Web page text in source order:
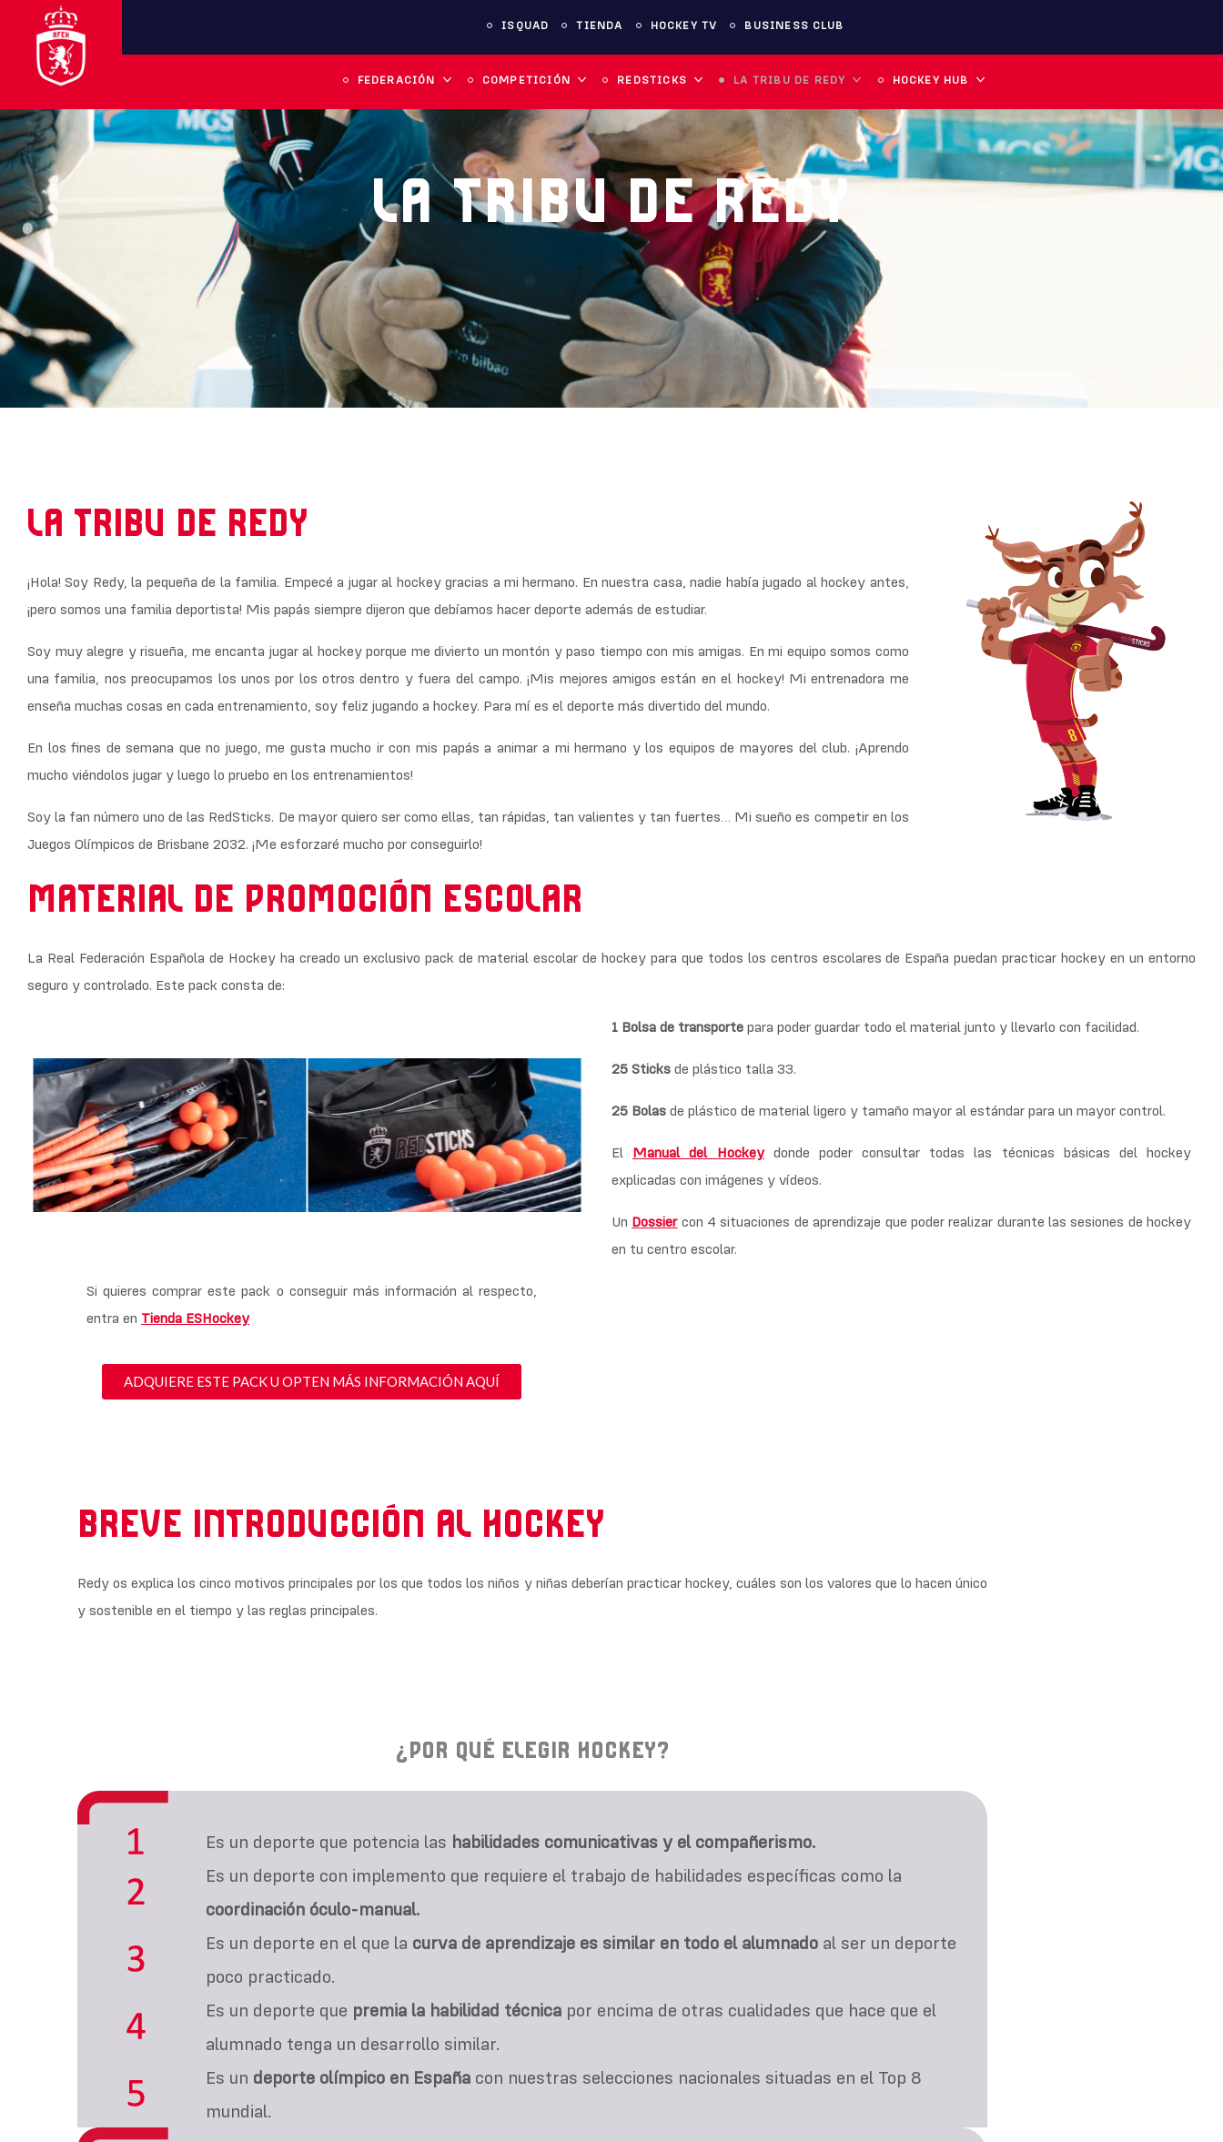
ISQUAD TIENDA HOCKEY TV BUSINESS CLUB
FEDERACIÓN COMPETICIÓN REDSTICKS LA TRIBU DE REDY HOCKEY HUB
LA TRIBU DE REDY
LA TRIBU DE REDY
¡Hola! Soy Redy, la pequeña de la familia. Empecé a jugar al hockey gracias a mi hermano. En nuestra casa, nadie había jugado al hockey antes,
¡pero somos una familia deportista! Mis papás siempre dijeron que debíamos hacer deporte además de estudiar.
Soy muy alegre y risueña, me encanta jugar al hockey porque me divierto un montón y paso tiempo con mis amigas. En mi equipo somos como
una familia, nos preocupamos los unos por los otros dentro y fuera del campo. ¡Mis mejores amigos están en el hockey! Mi entrenadora me
enseña muchas cosas en cada entrenamiento, soy feliz jugando a hockey. Para mí es el deporte más divertido del mundo.
En los fines de semana que no juego, me gusta mucho ir con mis papás a animar a mi hermano y los equipos de mayores del club. ¡Aprendo
mucho viéndolos jugar y luego lo pruebo en los entrenamientos!
Soy la fan número uno de las RedSticks. De mayor quiero ser como ellas, tan rápidas, tan valientes y tan fuertes… Mi sueño es competir en los
Juegos Olímpicos de Brisbane 2032. ¡Me esforzaré mucho por conseguirlo!
MATERIAL DE PROMOCIÓN ESCOLAR
La Real Federación Española de Hockey ha creado un exclusivo pack de material escolar de hockey para que todos los centros escolares de España puedan practicar hockey en un entorno
seguro y controlado. Este pack consta de:
1 Bolsa de transporte para poder guardar todo el material junto y llevarlo con facilidad.
25 Sticks de plástico talla 33.
25 Bolas de plástico de material ligero y tamaño mayor al estándar para un mayor control.
El Manual del Hockeydonde poder consultar todas las técnicas básicas del hockey
explicadas con imágenes y vídeos.
Un Dossiercon 4 situaciones de aprendizaje que poder realizar durante las sesiones de hockey
en tu centro escolar.
Si quieres comprar este pack o conseguir más información al respecto,
entra en Tienda ESHockey
ADQUIERE ESTE PACK U OPTEN MÁS INFORMACIÓN AQUÍ
BREVE INTRODUCCIÓN AL HOCKEY
Redy os explica los cinco motivos principales por los que todos los niños y niñas deberían practicar hockey, cuáles son los valores que lo hacen único
y sostenible en el tiempo y las reglas principales.
¿POR QUÉ ELEGIR HOCKEY?
Es un deporte que potencia las habilidades comunicativas y el compañerismo.
Es un deporte con implemento que requiere el trabajo de habilidades específicas como la
coordinación óculo-manual.
Es un deporte en el que la curva de aprendizaje es similar en todo el alumnado al ser un deporte
poco practicado.
Es un deporte que premia la habilidad técnica por encima de otras cualidades que hace que el
alumnado tenga un desarrollo similar.
Es un deporte olímpico en España con nuestras selecciones nacionales situadas en el Top 8
mundial.